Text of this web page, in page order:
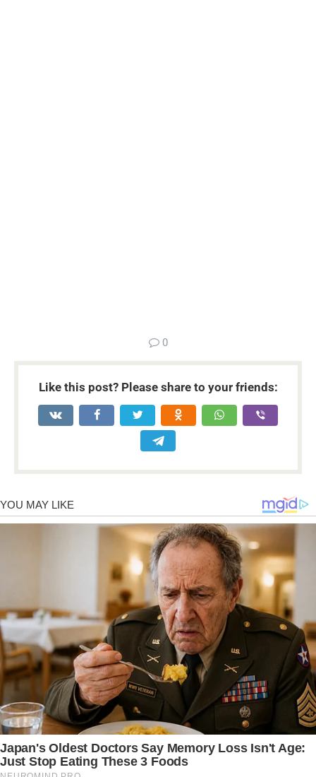
0
Like this post? Please share to your friends: